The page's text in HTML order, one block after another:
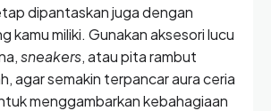
dipantaskan juga dengan
kamu miliki. Gunakan aksesori lucu
sneakers, atau pita rambut
agar semakin terpancar aura ceria
menggambarkan kebahagiaan